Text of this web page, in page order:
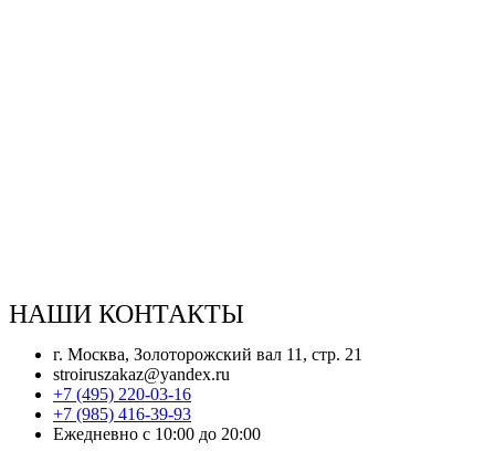
НАШИ КОНТАКТЫ
г. Москва, Золоторожский вал 11, стр. 21
stroiruszakaz@yandex.ru
+7 (495) 220-03-16
+7 (985) 416-39-93
Ежедневно с 10:00 до 20:00